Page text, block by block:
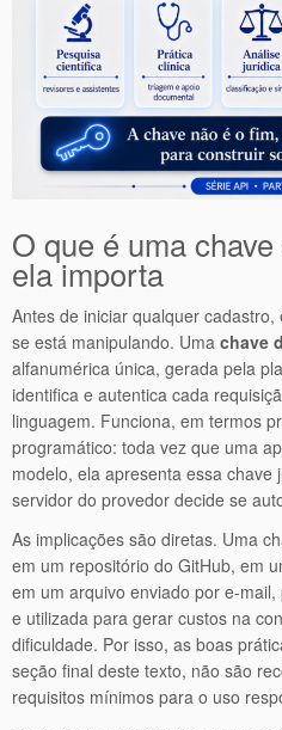
O que é uma
ela importa
Antes de iniciar qualquer
se está manipulando. Uma chave
alfanumérica única, gerada pela
identifica e autentica cada
linguagem. Funciona, em termos
programático: toda vez que uma
modelo, ela apresenta essa chave
servidor do provedor decide se
As implicações são diretas. Uma
em um repositório do GitHub, em
em um arquivo enviado por e-
e utilizada para gerar custos na
dificuldade. Por isso, as boas
seção final deste texto, não são
requisitos mínimos para o uso